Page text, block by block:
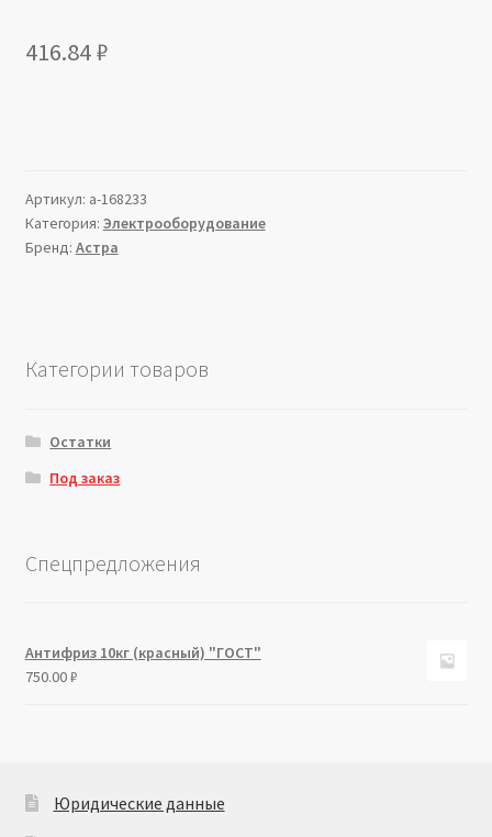
416.84₽
Артикул: a-168233
Категория: Электрооборудование
Бренд: Астра
Категории товаров
Остатки
Под заказ
Спецпредложения
Антифриз 10кг (красный) "ГОСТ"
750.00₽
Юридические данные